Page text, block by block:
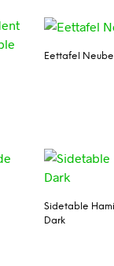
Eettafel
Sidetable
Dark